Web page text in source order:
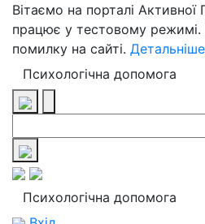
Вітаємо на порталі
працює у тестовому
помилку на сайті. Детальніше
Психологічна допомога
Психологічна допомога